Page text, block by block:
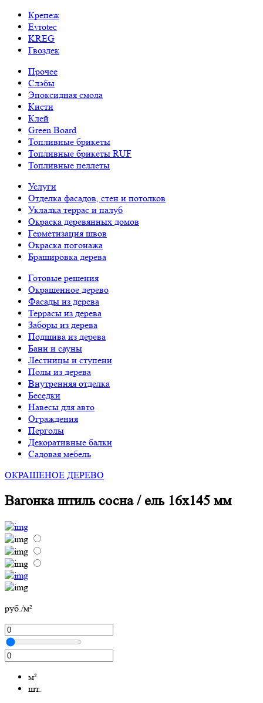
Крепеж
Evrotec
KREG
Гвоздек
Прочее
Слэбы
Эпоксидная смола
Кисти
Клей
Green Board
Топливные брикеты
Топливные брикеты RUF
Топливные пеллеты
Услуги
Отделка фасадов, стен и потолков
Укладка террас и палуб
Окраска деревянных домов
Герметизация швов
Окраска погонажа
Брашировка дерева
Готовые решения
Окрашенное дерево
Фасады из дерева
Террасы из дерева
Заборы из дерева
Подшива из дерева
Бани и сауны
Лестницы и ступени
Полы из дерева
Внутренняя отделка
Беседки
Навесы для авто
Ограждения
Перголы
Декоративные балки
Садовая мебель
ОКРАШЕНОЕ ДЕРЕВО
Вагонка штиль сосна / ель 16х145 мм
руб./м²
м²
шт.